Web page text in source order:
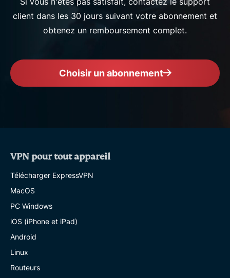
client dans les 30 jours suivant votre abonnement et
obtenez un remboursement complet.
Choisir un abonnement
VPN pour tout appareil
Télécharger ExpressVPN
MacOS
PC Windows
iOS (iPhone et iPad)
Android
Linux
Routeurs